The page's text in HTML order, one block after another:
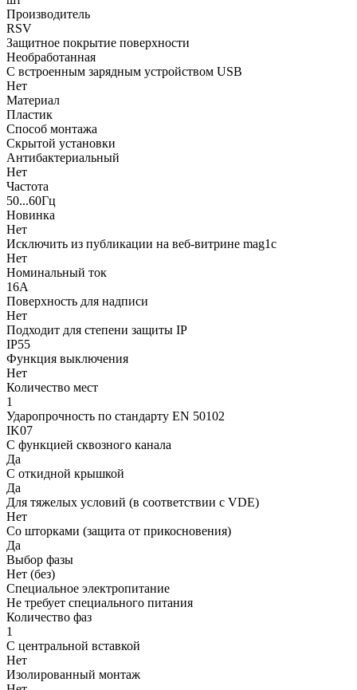
Производитель
RSV
Защитное покрытие поверхности
Необработанная
С встроенным зарядным устройством USB
Нет
Материал
Пластик
Способ монтажа
Скрытой установки
Антибактериальный
Нет
Частота
50...60Гц
Новинка
Нет
Исключить из публикации на веб-витрине mag1c
Нет
Номинальный ток
16А
Поверхность для надписи
Нет
Подходит для степени защиты IP
IP55
Функция выключения
Нет
Количество мест
1
Ударопрочность по стандарту EN 50102
IK07
С функцией сквозного канала
Да
С откидной крышкой
Да
Для тяжелых условий (в соответствии с VDE)
Нет
Со шторками (защита от прикосновения)
Да
Выбор фазы
Нет (без)
Cпециальное электропитание
Не требует специального питания
Количество фаз
1
С центральной вставкой
Нет
Изолированный монтаж